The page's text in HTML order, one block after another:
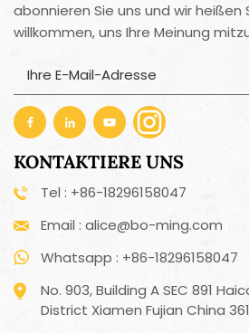
abonnieren Sie uns und wir heißen
willkommen, uns Ihre Meinung
KONTAKTIERE UNS
Tel : +86-18296158047
Email : alice@bo-ming.com
Whatsapp : +86-18296158047
No. 903, Building A SEC 891
District Xiamen Fujian China